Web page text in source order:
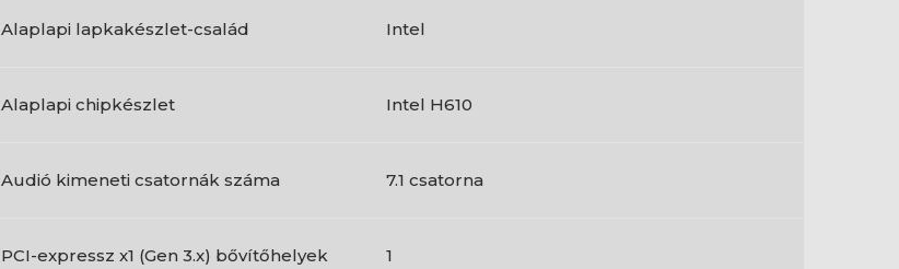
Alaplapi lapkakészlet-család Intel
Alaplapi chipkészlet Intel H610
Audió kimeneti csatornák száma 7.1 csatorna
PCI-expressz x1 (Gen 3.x) bővítőhelyek 1